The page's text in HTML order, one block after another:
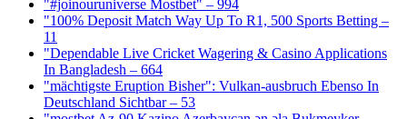
"#joinouruniverse Mostbet" – 994
"100% Deposit Match Way Up To R1, 500 Sports Betting –
11
"Dependable Live Cricket Wagering & Casino Applications
In Bangladesh – 664
"mächtigste Eruption Bisher": Vulkan-ausbruch Ebenso In
Deutschland Sichtbar – 53